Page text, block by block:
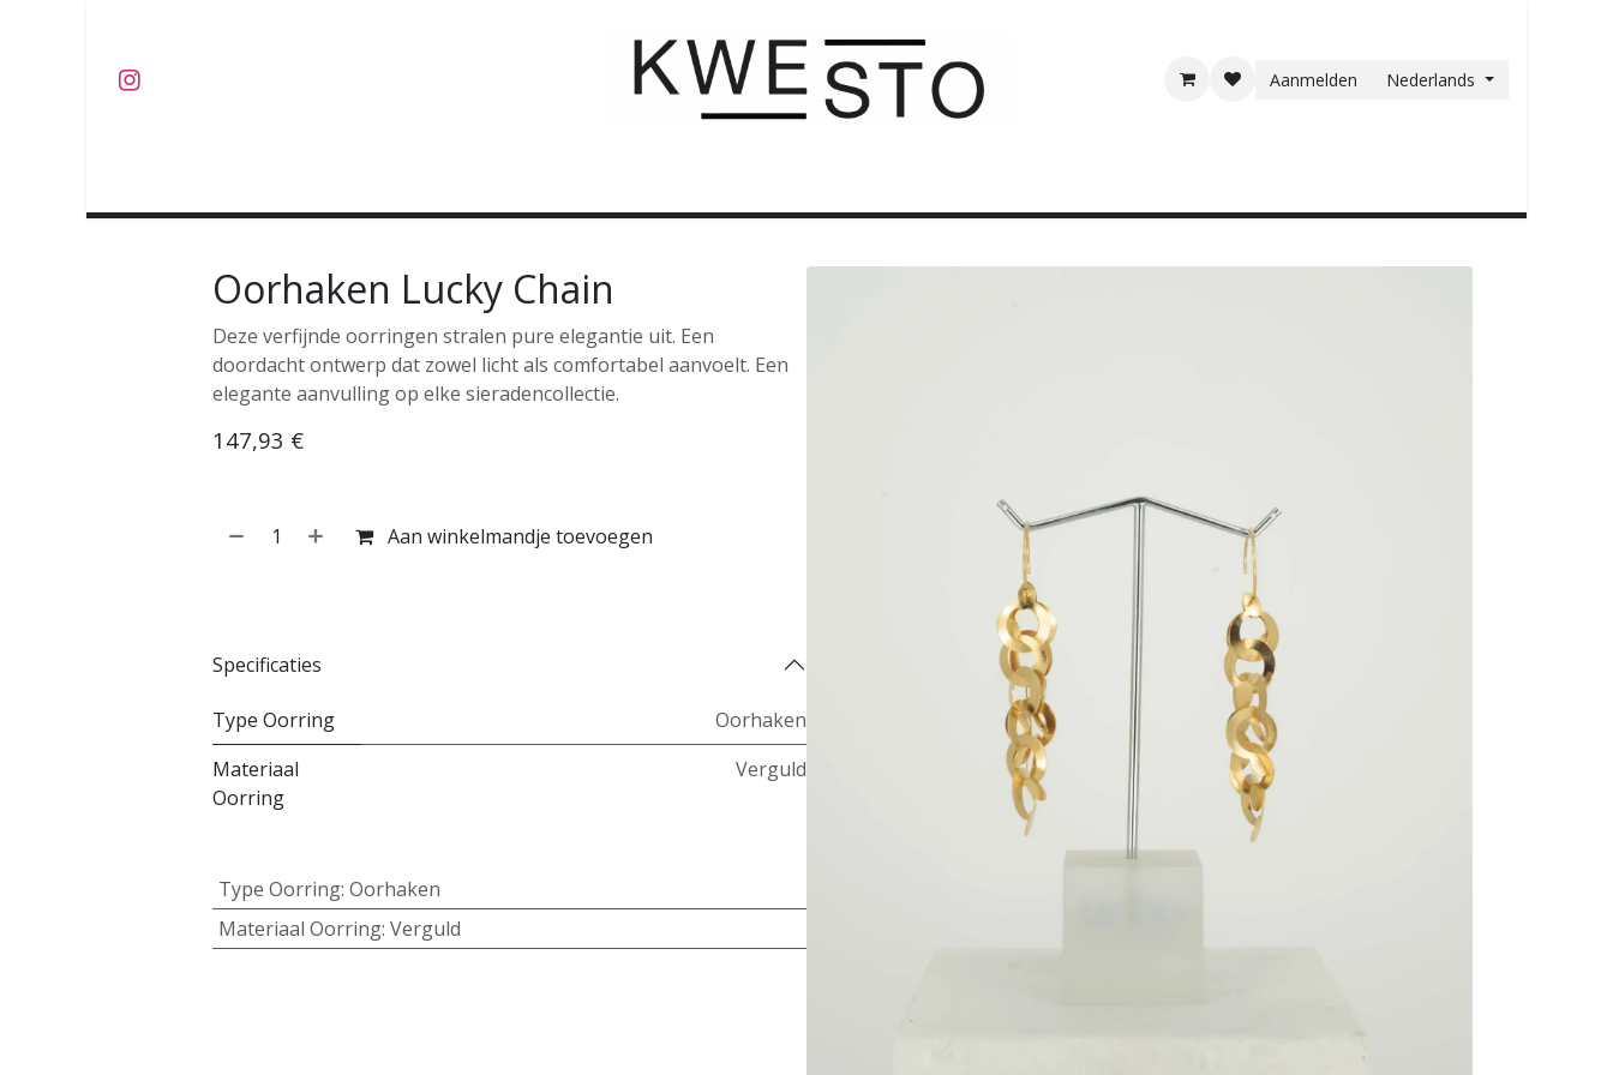
Aanmelden Nederlands
Oorhaken Lucky Chain
Deze verfijnde oorringen stralen pure elegantie uit. Een
doordacht ontwerp dat zowel licht als comfortabel aanvoelt. Een
elegante aanvulling op elke sieradencollectie.
147,93 €
Aan winkelmandje toevoegen
Specificaties
Type Oorring
Oorhaken
Materiaal
Oorring
Verguld
Type Oorring: Oorhaken
Materiaal Oorring: Verguld